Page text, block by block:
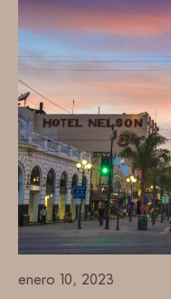
enero 10, 2023